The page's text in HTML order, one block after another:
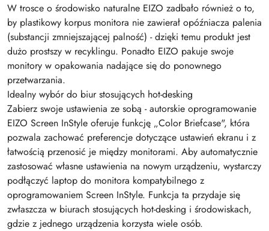
W trosce o środowisko naturalne EIZO zadbało również o to,
by plastikowy korpus monitora nie zawierał opóźniacza palenia
(substancji zmniejszającej palność) - dzięki temu produkt jest
dużo prostszy w recyklingu. Ponadto EIZO pakuje swoje
monitory w opakowania nadające się do ponownego
przetwarzania.
Idealny wybór do biur stosujących hot-desking
Zabierz swoje ustawienia ze sobą - autorskie oprogramowanie
EIZO Screen InStyle oferuje funkcję „Color Briefcase", która
pozwala zachować preferencje dotyczące ustawień ekranu i z
łatwością przenosić je między monitorami. Aby automatycznie
zastosować własne ustawienia na nowym urządzeniu, wystarczy
podłączyć laptop do monitora kompatybilnego z
oprogramowaniem Screen InStyle. Funkcja ta przydaje się
zwłaszcza w biurach stosujących hot-desking i środowiskach,
gdzie z jednego urządzenia korzysta wiele osób.